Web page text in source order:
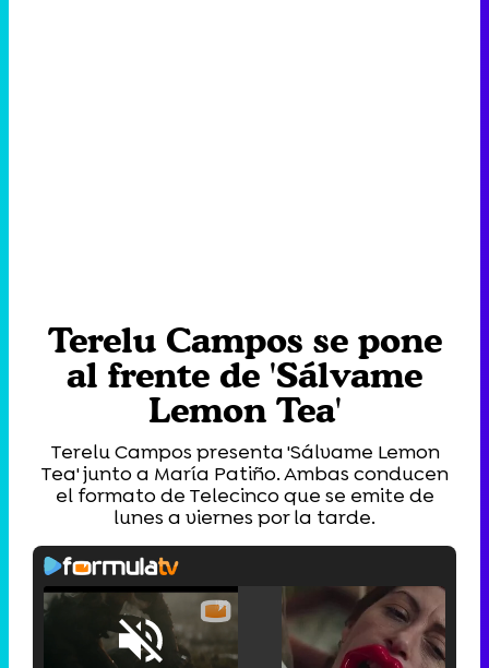
Terelu Campos se pone
al frente de 'Sálvame
Lemon Tea'
Terelu Campos presenta 'Sálvame Lemon
Tea' junto a María Patiño. Ambas conducen
el formato de Telecinco que se emite de
lunes a viernes por la tarde.
Loaded :